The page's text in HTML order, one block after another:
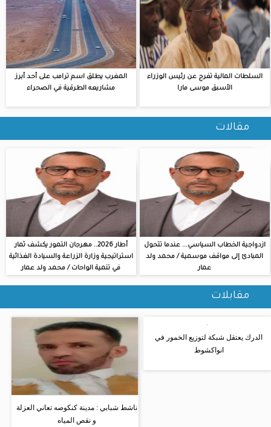
السلطات المالية تفرج عن رئيس الوزراء
الأسبق موسى مارا
المغرب يطلق اسم ترامب على أحد أبرز
مشاريعه الطرقية في الصحراء
مقالات
ازدواجية الخطاب السياسي... عندما تتحول
المبادئ إلى مواقف موسمية / محمد ولد
عمار
أطار 2026.. مهرجان التمور يكشف ثمار
استراتيجية وزارة الزراعة والسيادة الغذائية
في تنمية الواحات / محمد ولد عمار
مقابلات
الدرك يعتقل شبكة لتوزيع الخمور في
انواكشوط
ناشط شبابي : مدينة كنكوصه تعاني العزلة
و نقص المياه